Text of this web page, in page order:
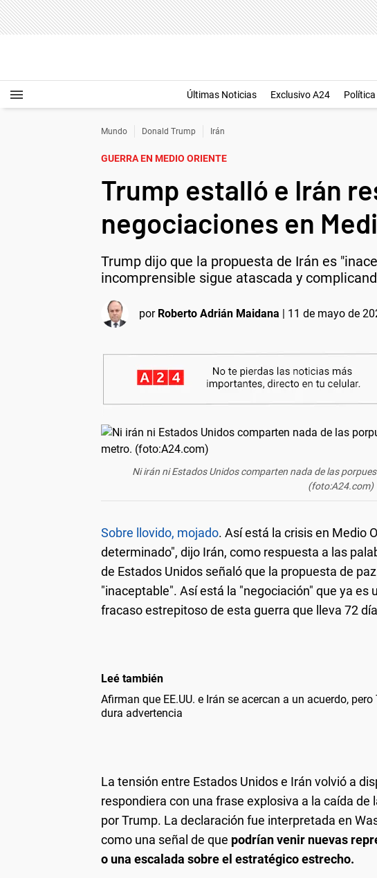
Últimas Noticias Exclusivo A24 Política
Mundo Donald Trump Irán
GUERRA EN MEDIO ORIENTE
Trump estalló e Irán
negociaciones en
Trump dijo que la propuesta de Irán es
incomprensible sigue atascada y
por Roberto Adrián Maidana | 11 de mayo de
Ni irán ni Estados Unidos comparten nada de las
(foto:A24.com)
Sobre llovido, mojado. Así está la crisis en Medio
determinado", dijo Irán, como respuesta a las
de Estados Unidos señaló que la propuesta de
"inaceptable". Así está la "negociación" que ya es
fracaso estrepitoso de esta guerra que lleva 72
Leé también
Afirman que EE.UU. e Irán se acercan a un acuerdo,
dura advertencia
La tensión entre Estados Unidos e Irán volvió a
respondiera con una frase explosiva a la caída
por Trump. La declaración fue interpretada en
como una señal de que podrían venir nuevas
o una escalada sobre el estratégico estrecho.